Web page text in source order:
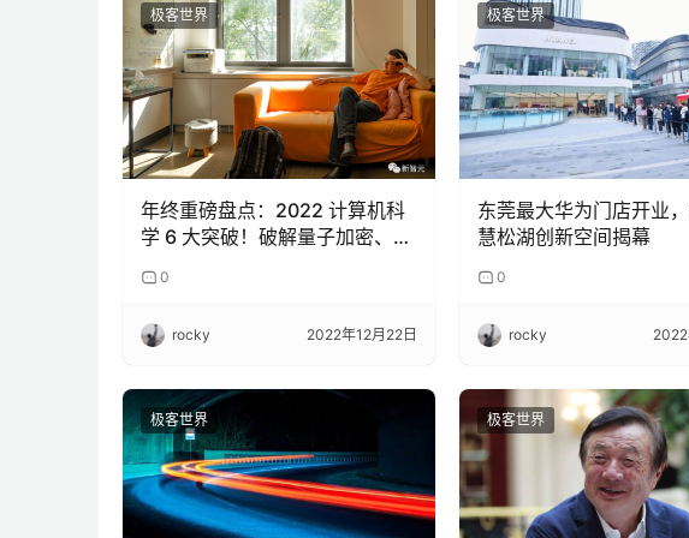
极客世界
年终重磅盘点：2022 计算机科
学 6 大突破！破解量子加密、最
0
rocky 2022年12月22日
极客世界
东莞最大华为门店开业
慧松湖创新空间揭幕
0
rocky 2022
极客世界 极客世界